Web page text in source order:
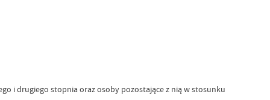
i drugiego stopnia oraz osoby pozostające z nią w stosunku